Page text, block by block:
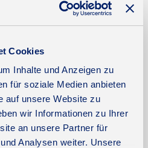
Cookies
Inhalte und Anzeigen zu
für soziale Medien anbieten
auf unsere Website zu
wir Informationen zu Ihrer
an unsere Partner für
Analysen weiter. Unsere